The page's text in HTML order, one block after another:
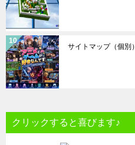
サイトマップ（個別）
クリックすると喜びます♪